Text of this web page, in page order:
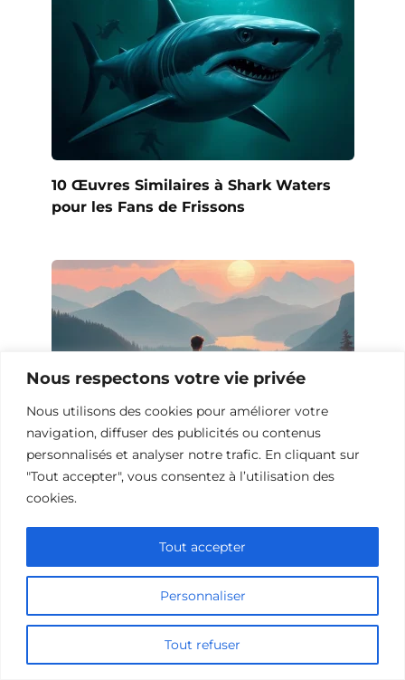
Nous respectons votre vie privée
Nous utilisons des cookies pour améliorer votre
navigation, diffuser des publicités ou contenus
personnalisés et analyser notre trafic. En cliquant sur
"Tout accepter", vous consentez à l’utilisation des
cookies.
Personnaliser
Tout refuser
Tout accepter
10 Œuvres Similaires à Shark Waters
pour les Fans de Frissons
10 Films et Séries Similaires à
Opération Love